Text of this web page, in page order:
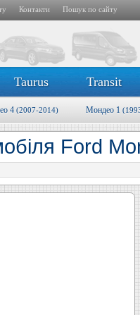
Контакти Пошук по сайту
Taurus Transit
4 (2007-2014) Мондео 1
Ford